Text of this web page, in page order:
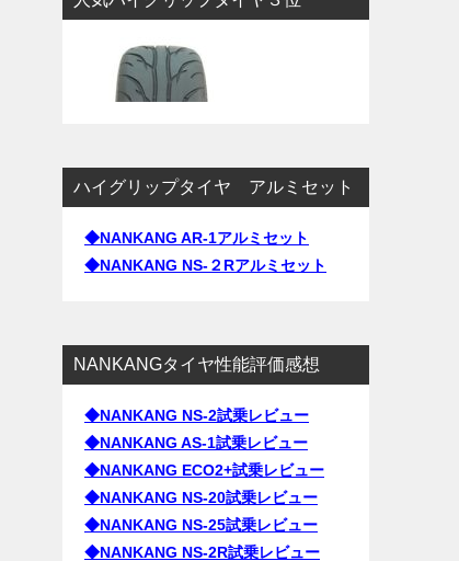
ハイグリップタイヤ アルミセット
◆NANKANG AR-1アルミセット
◆NANKANG NS-２Rアルミセット
NANKANGタイヤ性能評価感想
◆NANKANG NS-2試乗レビュー
◆NANKANG AS-1試乗レビュー
◆NANKANG ECO2+試乗レビュー
◆NANKANG NS-20試乗レビュー
◆NANKANG NS-25試乗レビュー
◆NANKANG NS-2R試乗レビュー